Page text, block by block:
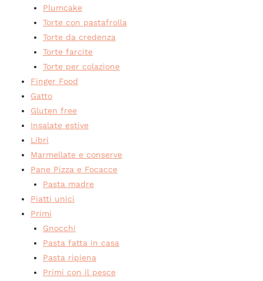
Plumcake
Torte con pastafrolla
Torte da credenza
Torte farcite
Torte per colazione
Finger Food
Gatto
Gluten free
Insalate estive
Libri
Marmellate e conserve
Pane Pizza e Focacce
Pasta madre
Piatti unici
Primi
Gnocchi
Pasta fatta in casa
Pasta ripiena
Primi con il pesce